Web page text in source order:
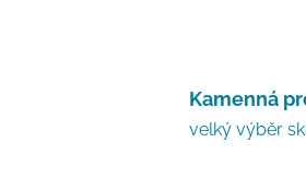
Kamenná
velký výběr